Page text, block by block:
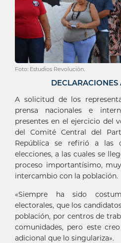
Foto: Estudios Revolución.
DECLARACIONES
A solicitud de los
prensa nacionales e
presentes en el ejercicio del
del Comité Central del
República se refirió a las
elecciones, a las cuales se
proceso importantísimo,
intercambio con la población.
«Siempre ha sido
electorales, que los
población, por centros de
comunidades, pero este
adicional que lo singulariza».